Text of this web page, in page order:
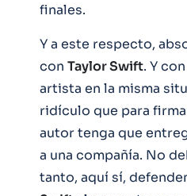
finales.
Y a este respecto,
con Taylor Swift. Y
artista en la misma
ridículo que para
autor tenga que
a una compañía. No
tanto, aquí sí,